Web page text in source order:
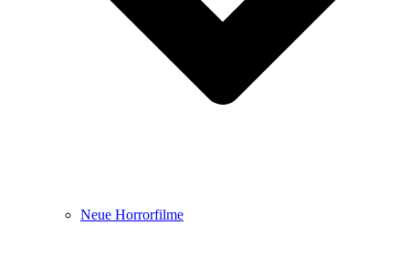
Neue Horrorfilme